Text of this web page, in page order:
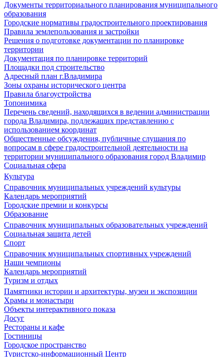
Документы территориального планирования муниципального
образования
Городские нормативы градостроительного проектирования
Правила землепользования и застройки
Решения о подготовке документации по планировке
территории
Документация по планировке территорий
Площадки под строительство
Адресный план г.Владимира
Зоны охраны исторического центра
Правила благоустройства
Топонимика
Перечень сведений, находящихся в ведении администрации
города Владимира, подлежащих представлению с
использованием координат
Общественные обсуждения, публичные слушания по
вопросам в сфере градостроительной деятельности на
территории муниципального образования город Владимир
Социальная сфера
Культура
Справочник муниципальных учреждений культуры
Календарь мероприятий
Городские премии и конкурсы
Образование
Справочник муниципальных образовательных учреждений
Социальная защита детей
Спорт
Справочник муниципальных спортивных учреждений
Наши чемпионы
Календарь мероприятий
Туризм и отдых
Памятники истории и архитектуры, музеи и экспозиции
Храмы и монастыри
Объекты интерактивного показа
Досуг
Рестораны и кафе
Гостиницы
Городское пространство
Туристско-информационный Центр